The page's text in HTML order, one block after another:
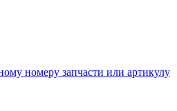
номеру запчасти или артикулу